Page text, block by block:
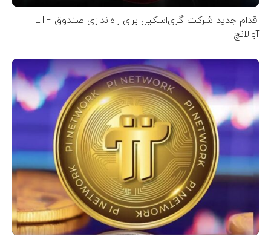
اقدام جدید شرکت گری‌اسکیل برای راه‌اندازی صندوق ETF
آوالانچ